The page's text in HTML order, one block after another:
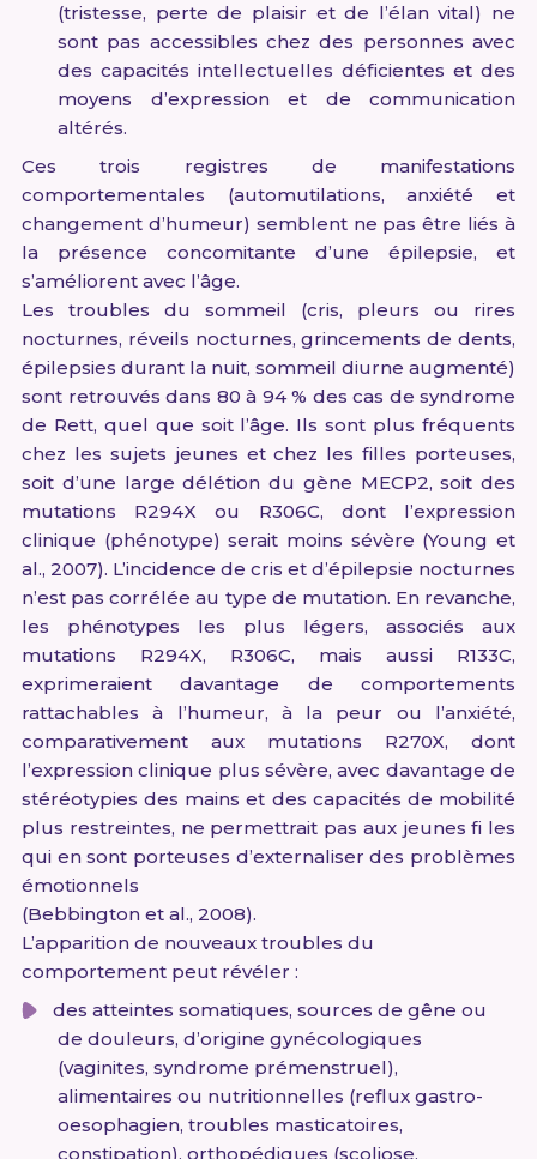
(tristesse, perte de plaisir et de l’élan vital) ne
sont pas accessibles chez des personnes avec
des capacités intellectuelles déficientes et des
moyens d’expression et de communication
altérés.
Ces trois registres de manifestations
comportementales (automutilations, anxiété et
changement d’humeur) semblent ne pas être liés à
la présence concomitante d’une épilepsie, et
s’améliorent avec l’âge.
Les troubles du sommeil (cris, pleurs ou rires
nocturnes, réveils nocturnes, grincements de dents,
épilepsies durant la nuit, sommeil diurne augmenté)
sont retrouvés dans 80 à 94 % des cas de syndrome
de Rett, quel que soit l’âge. Ils sont plus fréquents
chez les sujets jeunes et chez les filles porteuses,
soit d’une large délétion du gène MECP2, soit des
mutations R294X ou R306C, dont l’expression
clinique (phénotype) serait moins sévère (Young et
al., 2007). L’incidence de cris et d’épilepsie nocturnes
n’est pas corrélée au type de mutation. En revanche,
les phénotypes les plus légers, associés aux
mutations R294X, R306C, mais aussi R133C,
exprimeraient davantage de comportements
rattachables à l’humeur, à la peur ou l’anxiété,
comparativement aux mutations R270X, dont
l’expression clinique plus sévère, avec davantage de
stéréotypies des mains et des capacités de mobilité
plus restreintes, ne permettrait pas aux jeunes fi les
qui en sont porteuses d’externaliser des problèmes
émotionnels
(Bebbington et al., 2008).
L’apparition de nouveaux troubles du
comportement peut révéler :
des atteintes somatiques, sources de gêne ou
de douleurs, d’origine gynécologiques
(vaginites, syndrome prémenstruel),
alimentaires ou nutritionnelles (reflux gastro-
oesophagien, troubles masticatoires,
constipation), orthopédiques (scoliose,